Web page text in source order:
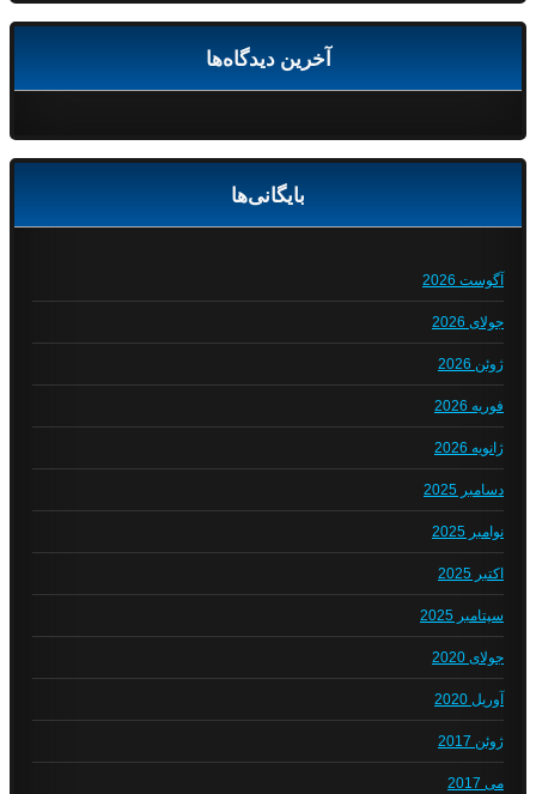
آخرین دیدگاه‌ها
بایگانی‌ها
آگوست 2026
جولای 2026
ژوئن 2026
فوریه 2026
ژانویه 2026
دسامبر 2025
نوامبر 2025
اکتبر 2025
سپتامبر 2025
جولای 2020
آوریل 2020
ژوئن 2017
می 2017